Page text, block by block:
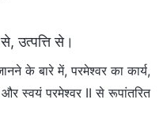
उत्पत्ति से।
के बारे में, परमेश्वर का कार्य,
और स्वयं परमेश्वर II से रूपांतरित